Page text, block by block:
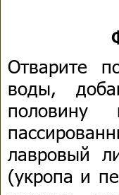
Отварите
воды,
половину
лавровый
(укропа и